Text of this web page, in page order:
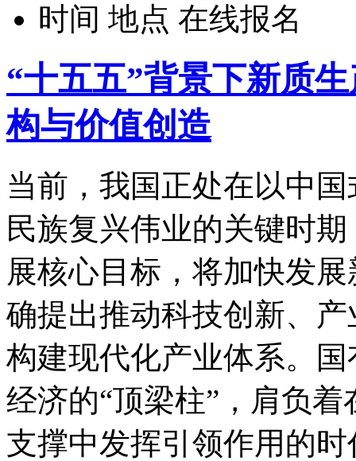
时间 地点 在线报名
“十五五”背景下新质
构与价值创造
当前，我国正处在以中
民族复兴伟业的关键时
展核心目标，将加快发
确提出推动科技创新、
构建现代化产业体系。
经济的“顶梁柱”，肩负
支撑中发挥引领作用的